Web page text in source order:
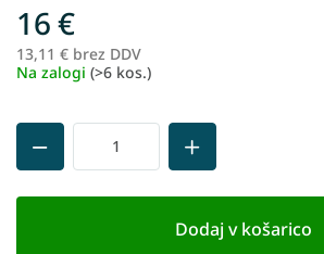
16 €
13,11 € brez DDV
Na zalogi (>6 kos.)
Dodaj v košarico